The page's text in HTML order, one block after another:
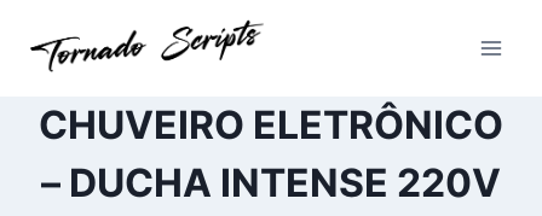
para
Conteúdo
CHUVEIRO ELETRÔNICO
– DUCHA INTENSE 220V